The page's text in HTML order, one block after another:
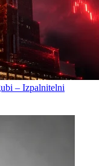
– Izpalnitelni